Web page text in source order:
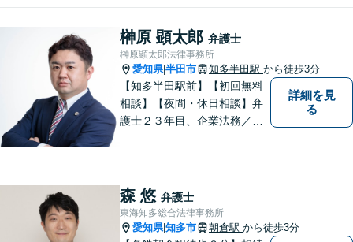
榊原 顕太郎 弁護士
榊原顕太郎法律事務所
愛知県|半田市 知多半田駅 から徒歩3分
【知多半田駅前】【初回無料
相談】【夜間・休日相談】弁
護士２３年目、企業法務／交
護士が、事業経営を強力サポ
ートいたします！【ネット予
約可】【駐車場あり】【見積
詳細を見
る
森 悠 弁護士
東海知多総合法律事務所
愛知県|知多市 朝倉駅 から徒歩3分